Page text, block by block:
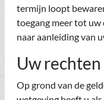
termijn loopt
toegang meer tot
naar aanleiding van
Uw rechten
Op grond van de